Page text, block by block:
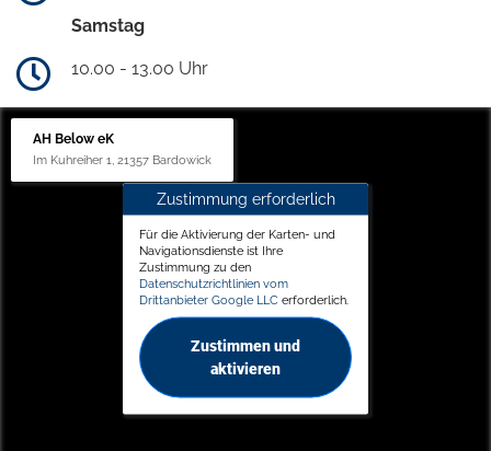
Samstag
10.00 - 13.00 Uhr
AH Below eK
Im Kuhreiher 1, 21357 Bardowick
Zustimmung erforderlich
Für die Aktivierung der Karten- und
Navigationsdienste ist Ihre
Zustimmung zu den
Datenschutzrichtlinien vom
Drittanbieter Google LLC erforderlich.
Zustimmen und
aktivieren